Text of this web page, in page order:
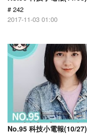
# 242
2017-11-03 01:00
No.95 科技小電報(10/27)